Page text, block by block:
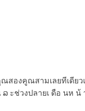
สองคูณสามเลยทีเดีย
ລ ะช่วงปลายเ ดือ นห